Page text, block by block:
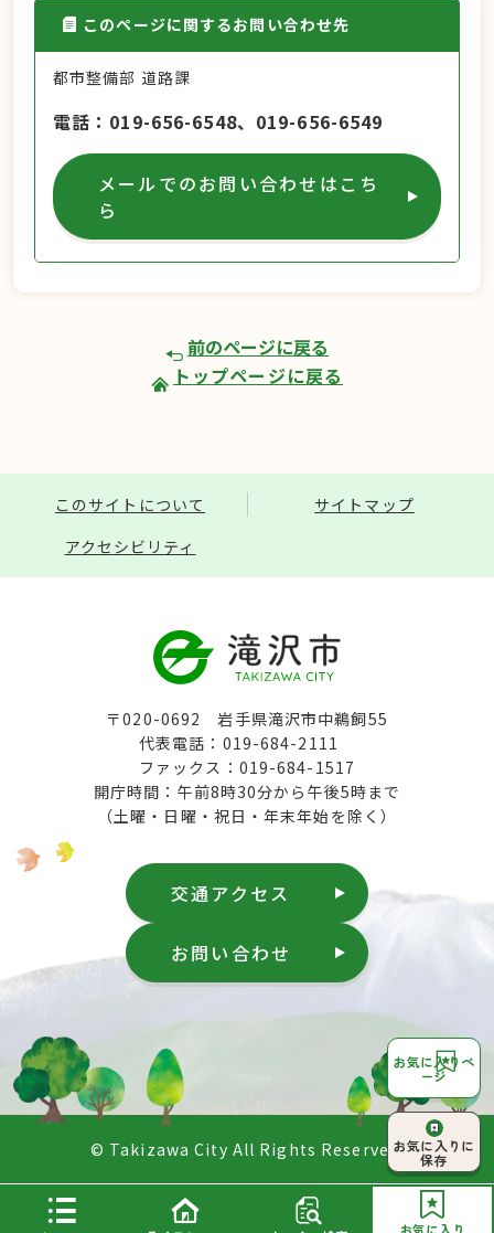
お気に入り
お気に入りペ
ージ
お気に入りに
保存
このページに関するお問い合わせ先
都市整備部 道路課
電話 019-656-6548、019-656-6549
メールでのお問い合わせはこち
ら
前のページに戻る
トップページに戻る
このサイトについて
サイトマップ
アクセシビリティ
〒020-0692 岩手県滝沢市中鵜飼55
代表電話：019-684-2111
ファックス：019-684-1517
開庁時間：午前8時30分から午後5時まで
（土曜・日曜・祝日・年末年始を除く）
交通アクセス
お問い合わせ
© Takizawa City All Rights Reserved.ページ上部へ
戻る